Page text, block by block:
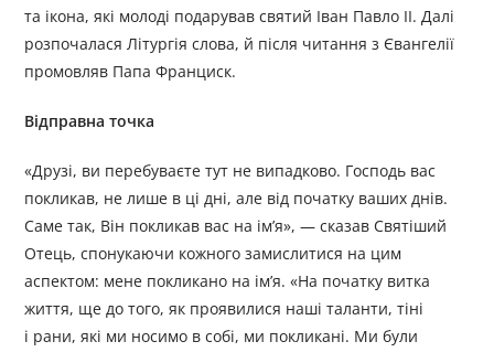
та ікона, які молоді подарував святий Іван Павло ІІ. Далі
розпочалася Літургія слова, й після читання з Євангелії
промовляв Папа Франциск.
Відправна точка
«Друзі, ви перебуваєте тут не випадково. Господь вас
покликав, не лише в ці дні, але від початку ваших днів.
Саме так, Він покликав вас на ім’я», — сказав Святіший
Отець, спонукаючи кожного замислитися на цим
аспектом: мене покликано на ім’я. «На початку витка
життя, ще до того, як проявилися наші таланти, тіні
і рани, які ми носимо в собі, ми покликані. Ми були